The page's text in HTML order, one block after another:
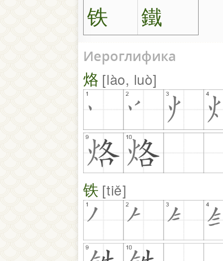
铁 鐵
Иероглифика
烙 lào, luò
铁 tiě